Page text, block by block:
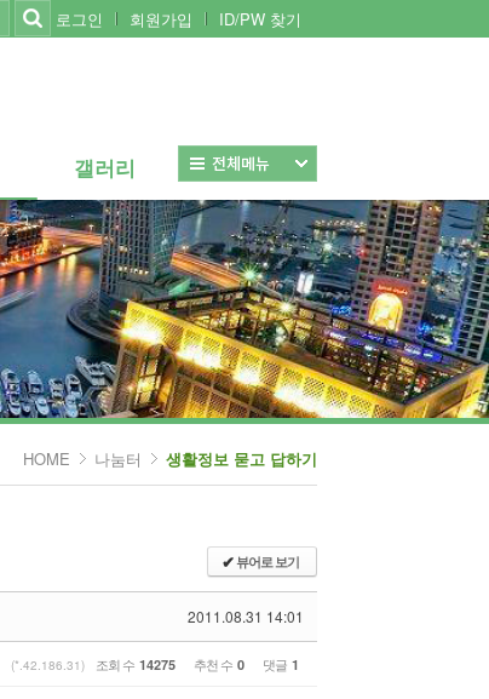
로그인 회원가입 ID/PW 찾기
갤러리
HOME 나눔터 생활정보 묻고 답하기
✔뷰어로 보기
2011.08.31 14:01
(*.42.186.31) 조회 수 14275 추천 수 0 댓글 1